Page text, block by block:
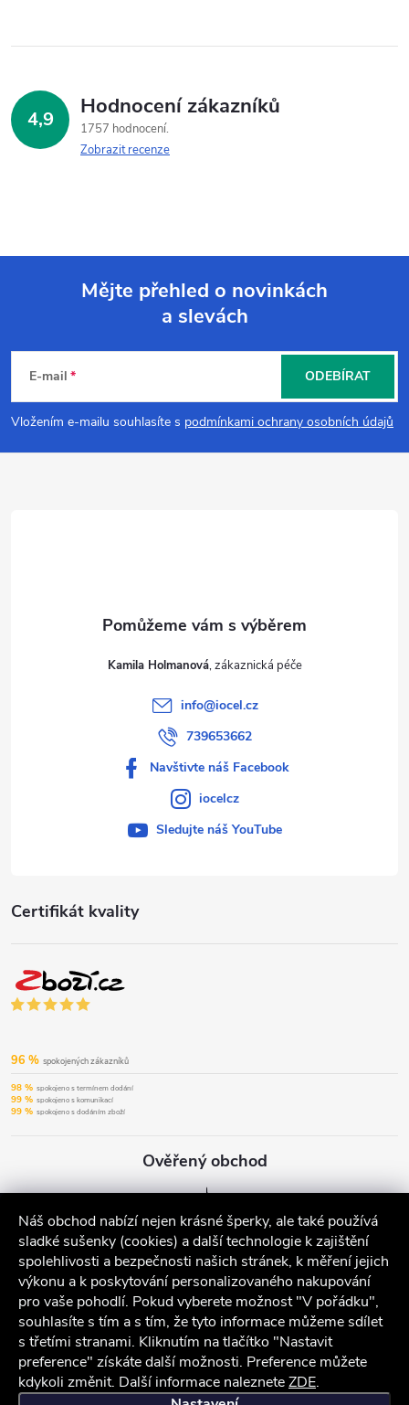
Náš obchod nabízí nejen krásné šperky, ale také používá
sladké sušenky (cookies) a další technologie k zajištění
spolehlivosti a bezpečnosti našich stránek, k měření jejich
výkonu a k poskytování personalizovaného nakupování
pro vaše pohodlí. Pokud vyberete možnost "V pořádku",
souhlasíte s tím a s tím, že tyto informace můžeme sdílet
s třetími stranami. Kliknutím na tlačítko "Nastavit
preference" získáte další možnosti. Preference můžete
kdykoli změnit. Další informace nalezneteZDE.
4,9 Hodnocení zákazníků
1757 hodnocení
Zobrazit recenze
p
a
Mějte přehled o novinkách
a slevách
E-mail
Vložením e-mailu souhlasíte s podmínkami ochrany osobních údajů
ODEBÍRAT
Certifikát kvality
96 % spokojených zákazníků
98 % spokojeno s termínem dodání
99 % spokojeno s komunikací
99 % spokojeno s dodáním zboží
Ověřený obchod
Kamila Holmanová
info@iocel.cz
739653662
Navštivte náš Facebook
iocelcz
Sledujte náš YouTube
iocel.cz Obchodní podmínky Ochrana osobních údajů